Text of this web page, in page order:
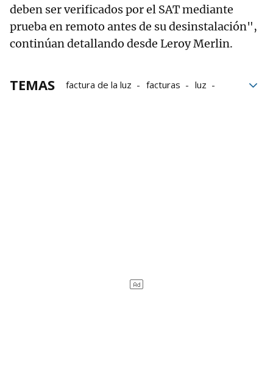
deben ser verificados por el SAT mediante
prueba en remoto antes de su desinstalación",
continúan detallando desde Leroy Merlin.
TEMAS factura de la luz facturas
luz